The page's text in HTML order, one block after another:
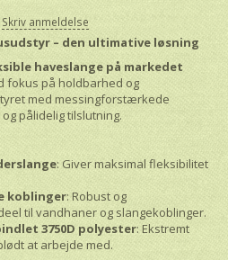
Skriv anmeldelse
– den ultimative løsning
haveslange på markedet
fokus på holdbarhed og
med messingforstærkede
pålidelig tilslutning.
: Giver maksimal fleksibilitet
koblinger: Robust og
til vandhaner og slangekoblinger.
3750D polyester: Ekstremt
at arbejde med.